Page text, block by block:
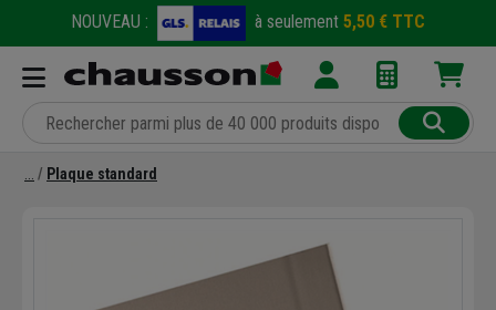
NOUVEAU : à seulement 5,50 € TTC
Plaque standard